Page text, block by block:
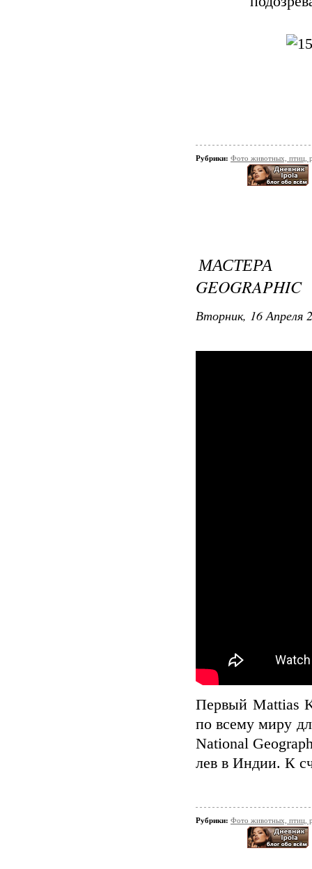
Рубрики: Фото животных, птиц,
МАСТЕРА
GEOGRAPHIC
Вторник, 16 Апреля
Первый Mattias
по всему миру
National
лев в Индии. К
Рубрики: Фото животных, птиц,